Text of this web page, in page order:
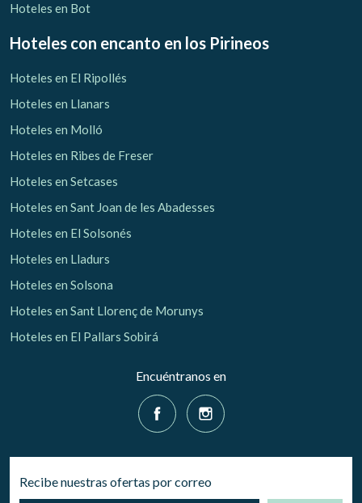
Hoteles en Bot
Hoteles con encanto en los Pirineos
Hoteles en El Ripollés
Hoteles en Llanars
Hoteles en Molló
Hoteles en Ribes de Freser
Hoteles en Setcases
Hoteles en Sant Joan de les Abadesses
Hoteles en El Solsonés
Hoteles en Lladurs
Hoteles en Solsona
Hoteles en Sant Llorenç de Morunys
Hoteles en El Pallars Sobirá
Encuéntranos en
Recibe nuestras ofertas por correo